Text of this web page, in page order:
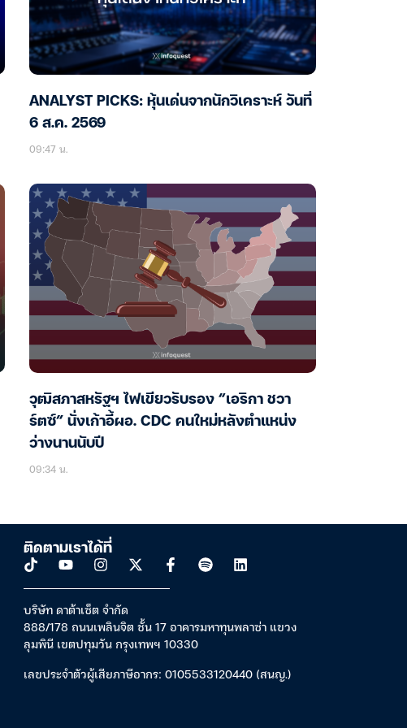
ANALYST PICKS: หุ้นเด่นจากนักวิเคราะห์ วันที่
6 ส.ค. 2569
09:47 น.
วุฒิสภาสหรัฐฯ ไฟเขียวรับรอง “เอริกา ชวา
ร์ตซ์” นั่งเก้าอี้ผอ. CDC คนใหม่หลังตำแหน่ง
ว่างนานนับปี
09:34 น.
ติดตามเราได้ที่
บริษัท ดาต้าเซ็ต จำกัด
888/178 ถนนเพลินจิต ชั้น 17 อาคารมหาทุนพลาซ่า แขวง
ลุมพินี เขตปทุมวัน กรุงเทพฯ 10330
เลขประจำตัวผู้เสียภาษีอากร: 0105533120440 (สนญ.)